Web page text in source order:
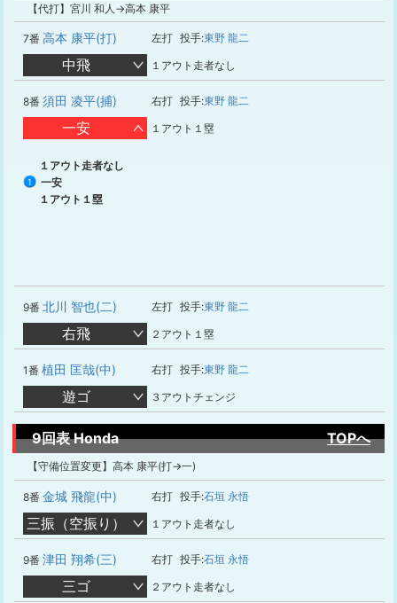
【代打】宮川 和人→高本 康平
7番 高本 康平(打) 左打 投手:東野 龍二
中飛 １アウト走者なし
8番 須田 凌平(捕) 右打 投手:東野 龍二
一安 １アウト１塁
１アウト走者なし
1
一安
１アウト１塁
9番 北川 智也(二) 左打 投手:東野 龍二
右飛 ２アウト１塁
1番 植田 匡哉(中) 右打 投手:東野 龍二
遊ゴ ３アウトチェンジ
9回表 Honda TOPへ
【守備位置変更】高本 康平(打→一)
8番 金城 飛龍(中) 右打 投手:石垣 永悟
三振（空振り） １アウト走者なし
9番 津田 翔希(三) 右打 投手:石垣 永悟
三ゴ ２アウト走者なし